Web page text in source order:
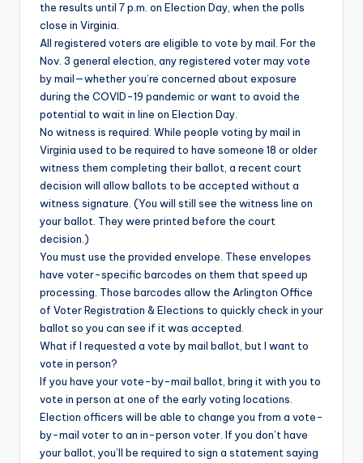
the results until 7 p.m. on Election Day, when the polls
close in Virginia.
All registered voters are eligible to vote by mail. For the
Nov. 3 general election, any registered voter may vote
by mail—whether you’re concerned about exposure
during the COVID-19 pandemic or want to avoid the
potential to wait in line on Election Day.
No witness is required. While people voting by mail in
Virginia used to be required to have someone 18 or older
witness them completing their ballot, a recent court
decision will allow ballots to be accepted without a
witness signature. (You will still see the witness line on
your ballot. They were printed before the court
decision.)
You must use the provided envelope. These envelopes
have voter-specific barcodes on them that speed up
processing. Those barcodes allow the Arlington Office
of Voter Registration & Elections to quickly check in your
ballot so you can see if it was accepted.
What if I requested a vote by mail ballot, but I want to
vote in person?
If you have your vote-by-mail ballot, bring it with you to
vote in person at one of the early voting locations.
Election officers will be able to change you from a vote-
by-mail voter to an in-person voter. If you don’t have
your ballot, you’ll be required to sign a statement saying